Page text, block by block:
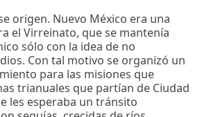
origen. Nuevo México era una
el Virreinato, que se mantenía
sólo con la idea de no
Con tal motivo se organizó un
para las misiones que
trianuales que partían de Ciudad
les esperaba un tránsito